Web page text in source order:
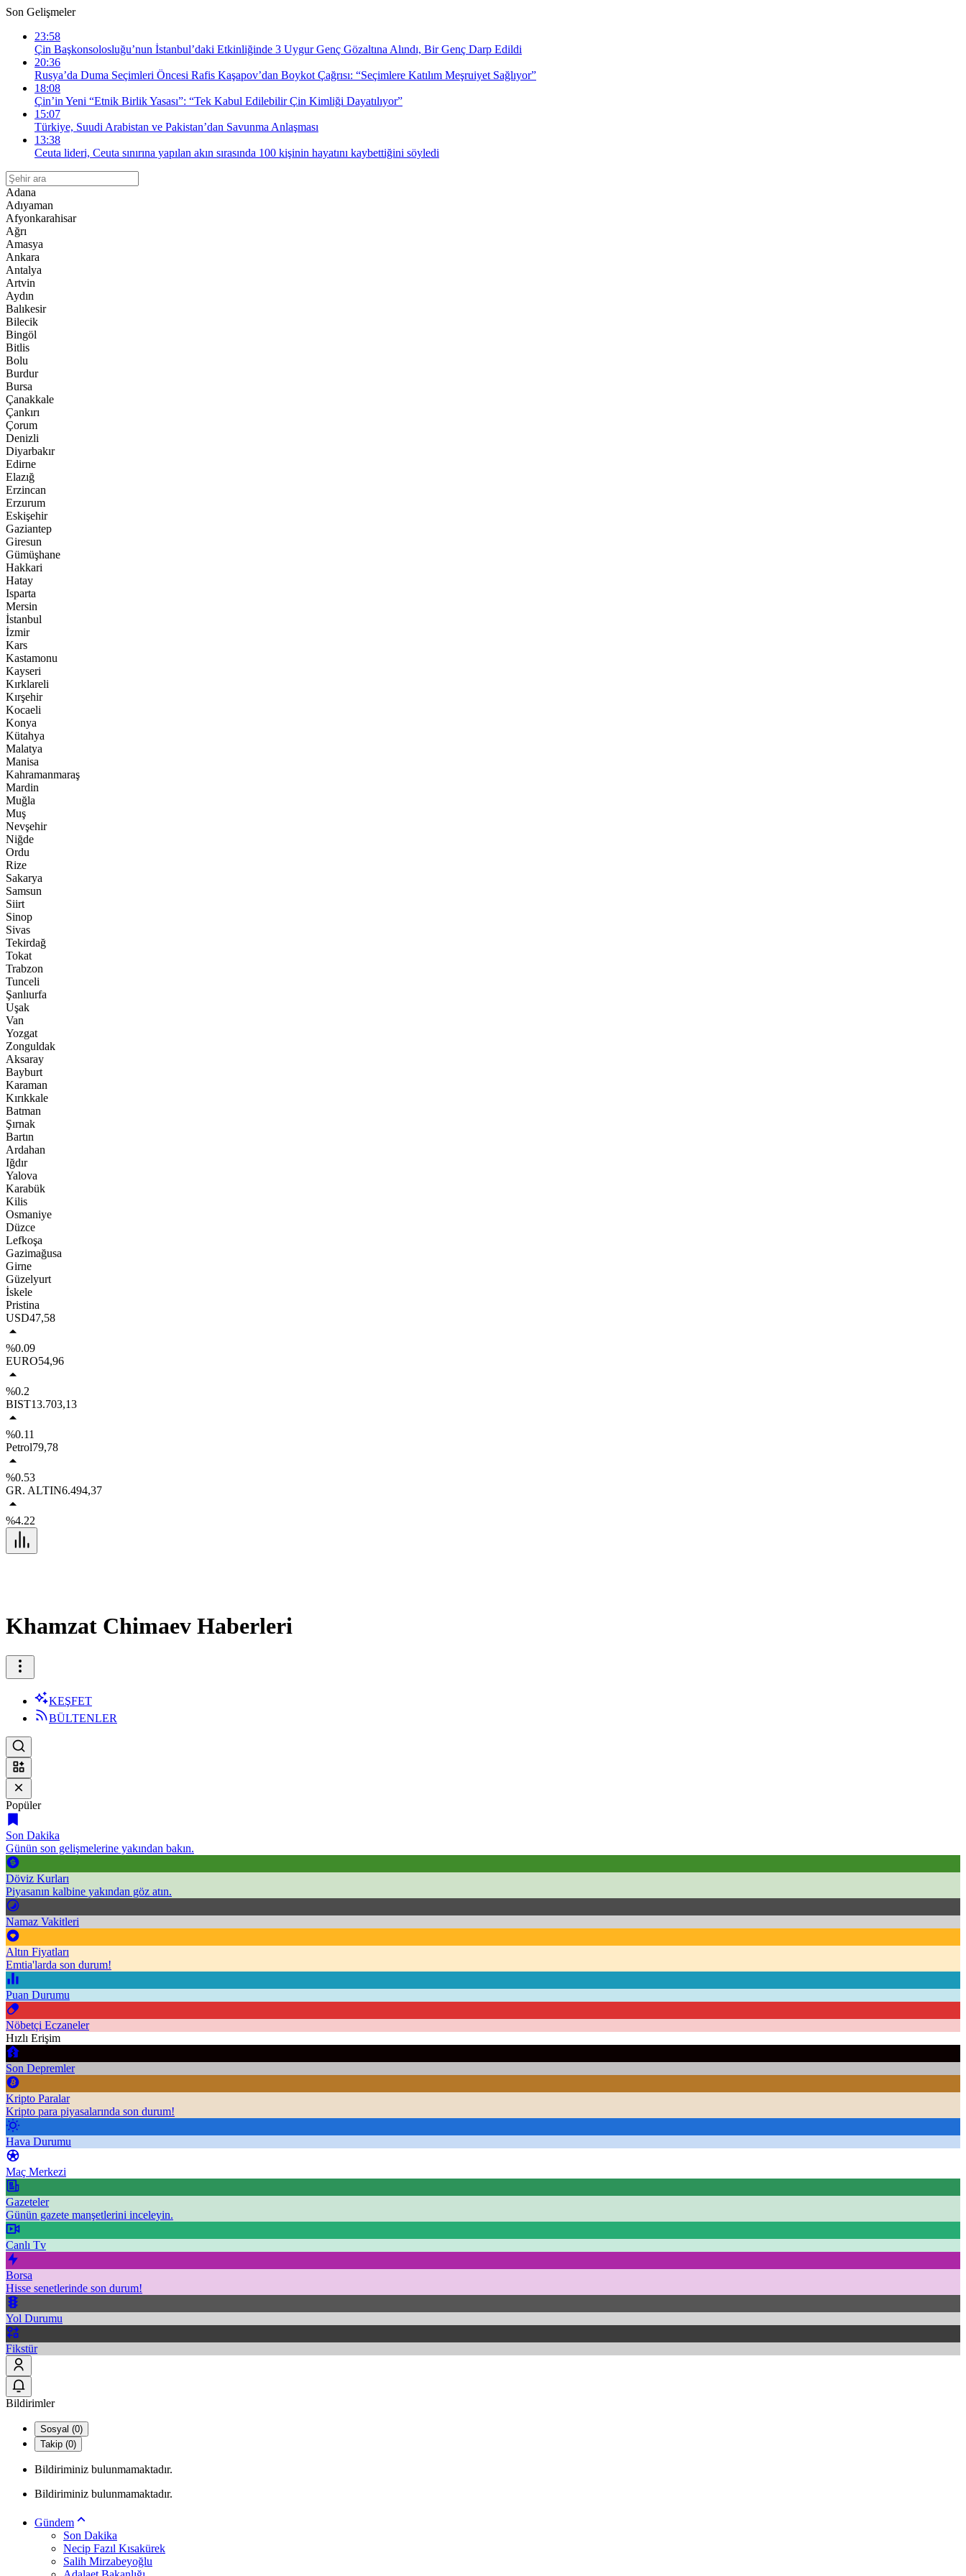
Son Gelişmeler
23:58
Çin Başkonsolosluğu’nun İstanbul’daki Etkinliğinde 3 Uygur Genç Gözaltına Alındı, Bir Genç Darp Edildi
20:36
Rusya’da Duma Seçimleri Öncesi Rafis Kaşapov’dan Boykot Çağrısı: “Seçimlere Katılım Meşruiyet Sağlıyor”
18:08
Çin’in Yeni “Etnik Birlik Yasası”: “Tek Kabul Edilebilir Çin Kimliği Dayatılıyor”
15:07
Türkiye, Suudi Arabistan ve Pakistan’dan Savunma Anlaşması
13:38
Ceuta lideri, Ceuta sınırına yapılan akın sırasında 100 kişinin hayatını kaybettiğini söyledi
Adana
Adıyaman
Afyonkarahisar
Ağrı
Amasya
Ankara
Antalya
Artvin
Aydın
Balıkesir
Bilecik
Bingöl
Bitlis
Bolu
Burdur
Bursa
Çanakkale
Çankırı
Çorum
Denizli
Diyarbakır
Edirne
Elazığ
Erzincan
Erzurum
Eskişehir
Gaziantep
Giresun
Gümüşhane
Hakkari
Hatay
Isparta
Mersin
İstanbul
İzmir
Kars
Kastamonu
Kayseri
Kırklareli
Kırşehir
Kocaeli
Konya
Kütahya
Malatya
Manisa
Kahramanmaraş
Mardin
Muğla
Muş
Nevşehir
Niğde
Ordu
Rize
Sakarya
Samsun
Siirt
Sinop
Sivas
Tekirdağ
Tokat
Trabzon
Tunceli
Şanlıurfa
Uşak
Van
Yozgat
Zonguldak
Aksaray
Bayburt
Karaman
Kırıkkale
Batman
Şırnak
Bartın
Ardahan
Iğdır
Yalova
Karabük
Kilis
Osmaniye
Düzce
Lefkoşa
Gazimağusa
Girne
Güzelyurt
İskele
Pristina
USD47,58
%0.09
EURO54,96
%0.2
BIST13.703,13
%0.11
Petrol79,78
%0.53
GR. ALTIN6.494,37
%4.22
Khamzat Chimaev Haberleri
KEŞFET
BÜLTENLER
Popüler
Son Dakika
Günün son gelişmelerine yakından bakın.
Döviz Kurları
Piyasanın kalbine yakından göz atın.
Namaz Vakitleri
Altın Fiyatları
Emtia'larda son durum!
Puan Durumu
Nöbetçi Eczaneler
Hızlı Erişim
Son Depremler
Kripto Paralar
Kripto para piyasalarında son durum!
Hava Durumu
Maç Merkezi
Gazeteler
Günün gazete manşetlerini inceleyin.
Canlı Tv
Borsa
Hisse senetlerinde son durum!
Yol Durumu
Fikstür
Bildirimler
Sosyal (0)
Takip (0)
Bildiriminiz bulunmamaktadır.
Bildiriminiz bulunmamaktadır.
Gündem
Son Dakika
Necip Fazıl Kısakürek
Salih Mirzabeyoğlu